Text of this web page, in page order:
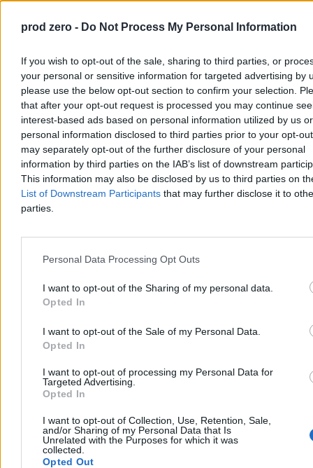
prod zero - Do Not Process My Personal Information
If you wish to opt-out of the sale, sharing to third parties, or
your personal or sensitive information for targeted advertising by
please use the below opt-out section to confirm your selection.
that after your opt-out request is processed you may continue
interest-based ads based on personal information utilized by us or
personal information disclosed to third parties prior to your opt-
may separately opt-out of the further disclosure of your personal
information by third parties on the IAB’s list of downstream
This information may also be disclosed by us to third parties on
List of Downstream Participants that may further disclose it to
parties.
Personal Data Processing Opt Outs
I want to opt-out of the Sharing of my personal data.
Opted In
I want to opt-out of the Sale of my Personal Data.
Opted In
I want to opt-out of processing my Personal Data for
Targeted Advertising.
Opted In
I want to opt-out of Collection, Use, Retention, Sale,
and/or Sharing of my Personal Data that Is
Unrelated with the Purposes for which it was
collected.
Opted Out
ok. 400 tys. zł
W piątek w gliwickiej dzielnicy Ostropa 60-letni rolnik ciągnikiem
marki Ursus celowo wjechał na świeżo położony asfalt, niszcząc
pługiem ok. 200 metrów nowej jezdni. Twierdził, że droga należy
do niego. Policja zatrzymała go na gorącym uczynku. Straty
oszacowano wstępnie na ok. 400 tys. zł.
Aleksandra Cieślik
Dzisiaj 18:17
Kraj